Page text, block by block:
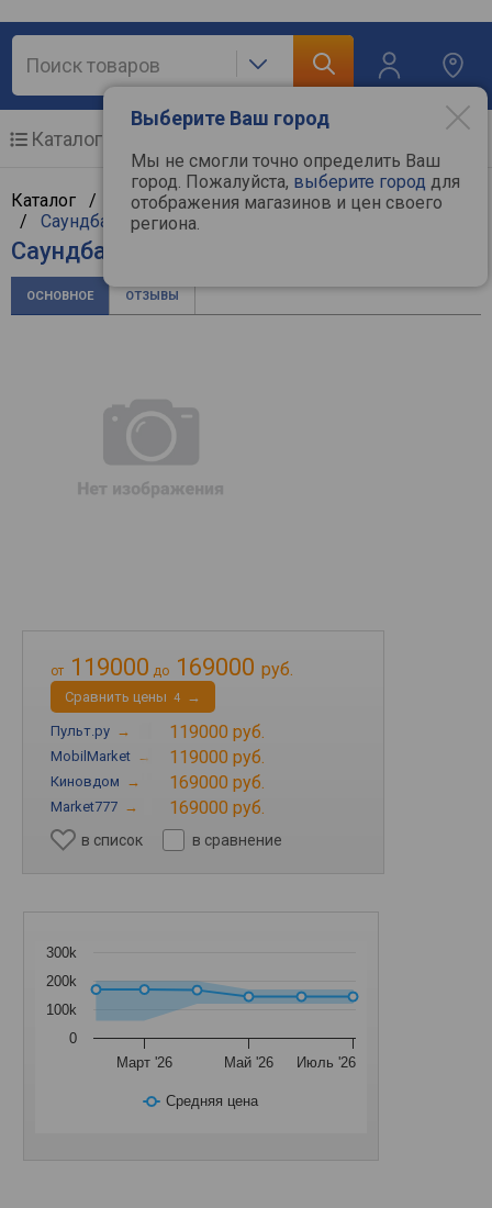
Выберите Ваш город
Мы не смогли точно определить Ваш
город. Пожалуйста, выберите город для
отображения магазинов и цен своего
региона.
Каталог
Каталог / Аудиотехника/Hi-Fi и Hi-End компоненты
/ Саундбары/Canton
Саундбар Canton Smart Soundbar 10
ОСНОВНОЕ ОТЗЫВЫ
от 119000 до 169000 руб.
Cравнить цены 4 →
Пульт.ру → 119000 руб.
MobilMarket → 119000 руб.
Киновдом → 169000 руб.
Market777 → 169000 руб.
в список в сравнение
Средняя цена
Март '26 Май '26 Июль '26
0
100k
200k
300k